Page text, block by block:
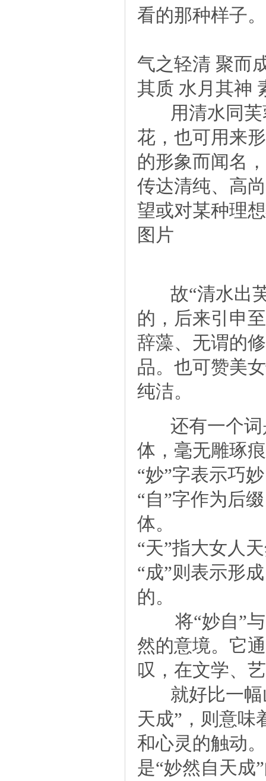
看的那种样子。
气之轻清聚而
其质水月其神
用清水同芙
花，也可用来
的形象而闻名
传达清纯、高
望或对某种理
图片
故“清水出芙
的，后来引申
辞藻、无谓的
品。也可赞美
纯洁。
还有一个词
体，毫无雕琢
“妙”字表示巧
“自”字作为后
体。
“天”指大女人
“成”则表示形
的。
将“妙自”与“
然的意境。它
叹，在文学、
就好比一幅
天成”，则意味
和心灵的触动
是“妙然自天成